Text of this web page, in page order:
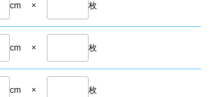
cm × 枚
cm × 枚
cm × 枚